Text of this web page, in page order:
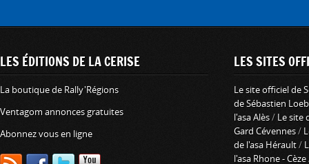
LES ÉDITIONS DE LA CERISE
La boutique de Rally'Régions
Ventagom annonces gratuites
Abonnez vous en ligne
LES SITES
Le site officiel de
de Sébastien Loeb
l'asa Alès/ Le site
Gard Cévennes/
de l'asa Hérault/
l'asa Rhone - Cèze